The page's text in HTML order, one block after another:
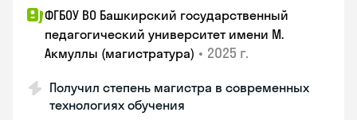
ФГБОУ ВО Башкирский государственный
педагогический университет имени М.
Акмуллы (магистратура) • 2025 г.
Получил степень магистра в современных
технологиях обучения